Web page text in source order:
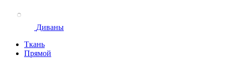
Диваны
Ткань
Прямой